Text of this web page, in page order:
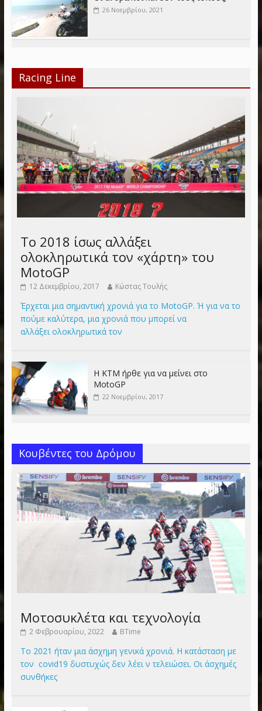
26 Νοεμβρίου, 2021
Racing Line
Το 2018 ίσως αλλάξει
ολοκληρωτικά τον «χάρτη» του
MotoGP
12 Δεκεμβρίου, 2017 Κώστας Τουλής
Έρχεται μια σημαντική χρονιά για το MotoGP. Ή για να το
πούμε καλύτερα, μια χρονιά που μπορεί να
αλλάξει ολοκληρωτικά τον
Η KTM ήρθε για να μείνει στο
MotoGP
22 Νοεμβρίου, 2017
Κουβέντες του Δρόμου
Μοτοσυκλέτα και τεχνολογία
2 Φεβρουαρίου, 2022 BTime
Το 2021 ήταν μια άσχημη γενικά χρονιά. Η κατάσταση με
τον covid19 δυστυχώς δεν λέει ν τελειώσει. Οι άσχημές
συνθήκες